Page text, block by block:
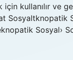
için kullanılır ve
Sosyaltknopatik
Sosyal›